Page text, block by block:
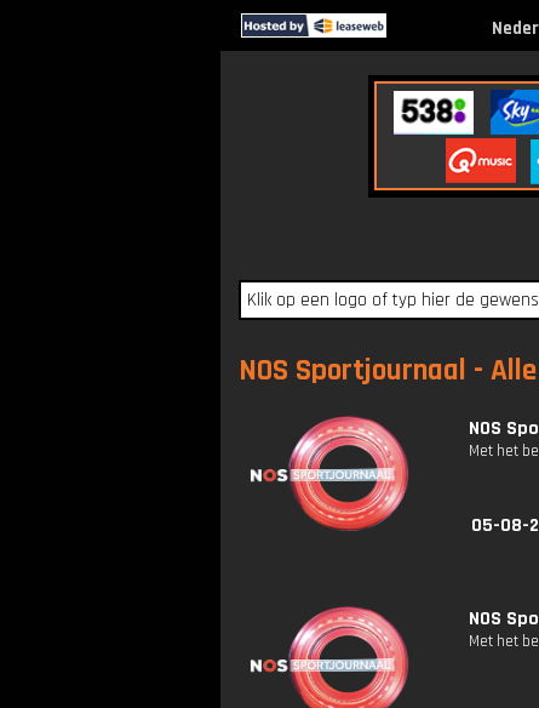
NOS Sportjournaal -
NOS
Met het
05-08-
NOS
Met het